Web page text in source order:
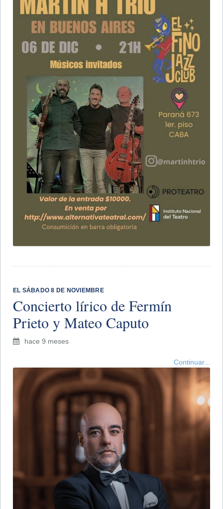
EL SÁBADO 8 DE NOVIEMBRE
Concierto lírico de Fermín
Prieto y Mateo Caputo
hace 9 meses
Continuar...